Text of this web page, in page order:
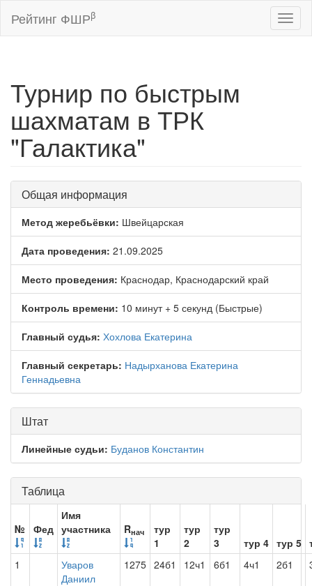
Рейтинг ФШРβ
Турнир по быстрым
шахматам в ТРК
"Галактика"
Общая информация
Метод жеребьёвки: Швейцарская
Дата проведения: 21.09.2025
Место проведения: Краснодар, Краснодарский край
Контроль времени: 10 минут + 5 секунд (Быстрые)
Главный судья: Хохлова Екатерина
Главный секретарь: Надырханова Екатерина
Геннадьевна
Штат
Линейные судьи: Буданов Константин
Таблица
№ Фед
Имя
участника
Rнач
тур
1
тур
2
тур
3
тур 4 тур 5
1
Уваров
Даниил
1275 24б1 12ч1 6б1 4ч1 2б1